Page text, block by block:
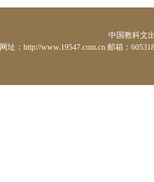
中国教科文
网址：http://www.19547.com.cn 邮箱：